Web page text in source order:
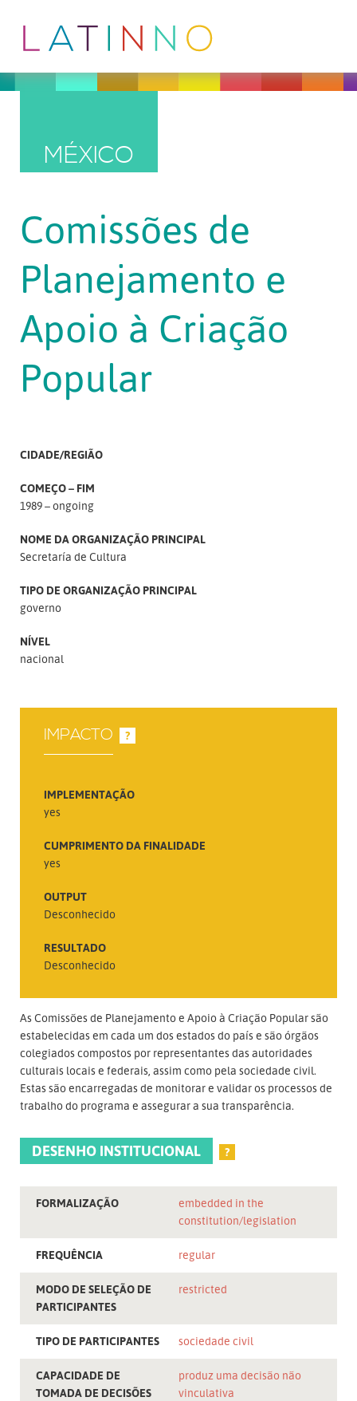
MÉXICO
Comissões de
Planejamento e
Apoio à Criação
Popular
CIDADE/REGIÃO
COMEÇO – FIM
1989 – ongoing
NOME DA ORGANIZAÇÃO PRINCIPAL
Secretaría de Cultura
TIPO DE ORGANIZAÇÃO PRINCIPAL
governo
NÍVEL
nacional
IMPACTO ?
IMPLEMENTAÇÃO
yes
CUMPRIMENTO DA FINALIDADE
yes
OUTPUT
Desconhecido
RESULTADO
Desconhecido
As Comissões de Planejamento e Apoio à Criação Popular são
estabelecidas em cada um dos estados do país e são órgãos
colegiados compostos por representantes das autoridades
culturais locais e federais, assim como pela sociedade civil.
Estas são encarregadas de monitorar e validar os processos de
trabalho do programa e assegurar a sua transparência.
DESENHO INSTITUCIONAL ?
FORMALIZAÇÃO
embedded in the
constitution/legislation
FREQUÊNCIA regular
MODO DE SELEÇÃO DE
PARTICIPANTES
restricted
TIPO DE PARTICIPANTES sociedade civil
CAPACIDADE DE
TOMADA DE DECISÕES
produz uma decisão não
vinculativa